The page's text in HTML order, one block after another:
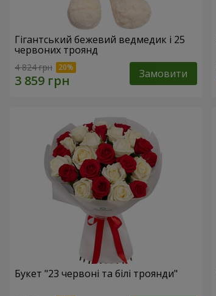
Гігантський бежевий ведмедик і 25
червоних троянд
4 824 грн Замовити
Букет "23 червоні та білі троянди"